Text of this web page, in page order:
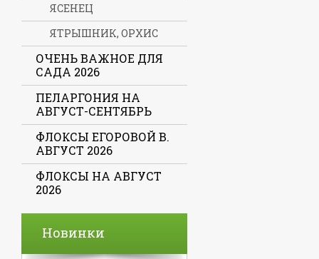
ЯСЕНЕЦ
ЯТРЫШНИК, ОРХИС
ОЧЕНЬ ВАЖНОЕ ДЛЯ
САДА 2026
ПЕЛАРГОНИЯ НА
АВГУСТ-СЕНТЯБРЬ
ФЛОКСЫ ЕГОРОВОЙ В.
АВГУСТ 2026
ФЛОКСЫ НА АВГУСТ
2026
Новинки